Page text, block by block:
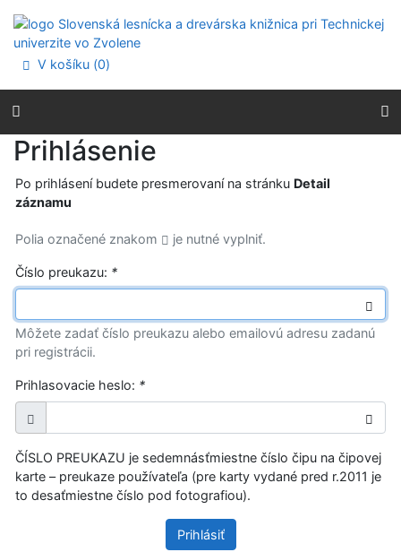
Prejsť na menu
Prehlásenie o webovej prístupnosti
V košíku (0)
Prihlásenie
Po prihlásení budete presmerovaní na stránku Detail
záznamu
Polia označené znakom je nutné vyplniť.
Číslo preukazu: *
Môžete zadať číslo preukazu alebo emailovú adresu zadanú
pri registrácii.
Prihlasovacie heslo: *
ČÍSLO PREUKAZU je sedemnásťmiestne číslo čipu na čipovej
karte – preukaze používateľa (pre karty vydané pred r.2011 je
to desaťmiestne číslo pod fotografiou).
Prihlásiť